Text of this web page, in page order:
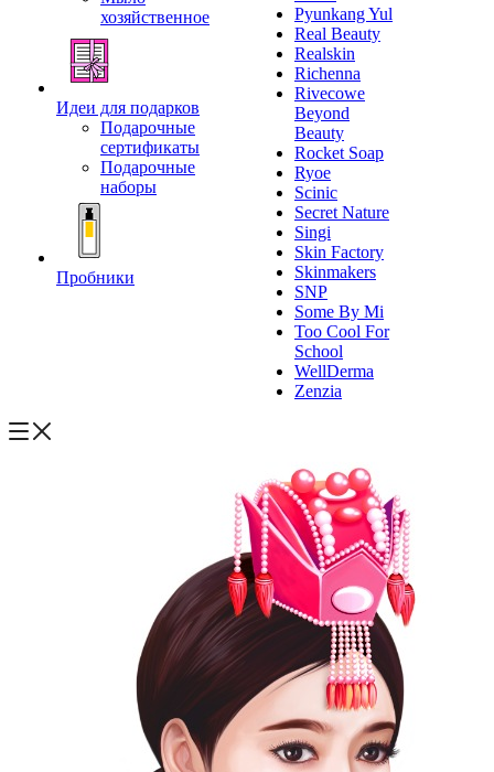
хозяйственное
Идеи для подарков
Подарочные
сертификаты
Подарочные
наборы
Пробники
Pyunkang Yul
Real Beauty
Realskin
Richenna
Rivecowe
Beyond
Beauty
Rocket Soap
Ryoe
Scinic
Secret Nature
Singi
Skin Factory
Skinmakers
SNP
Some By Mi
Too Cool For
School
WellDerma
Zenzia